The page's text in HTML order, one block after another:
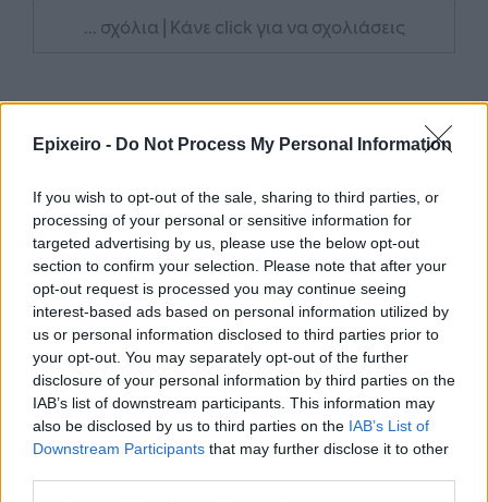
Epixeiro - Do Not Process My Personal Information
If you wish to opt-out of the sale, sharing to third parties, or
processing of your personal or sensitive information for
targeted advertising by us, please use the below opt-out
section to confirm your selection. Please note that after your
opt-out request is processed you may continue seeing
interest-based ads based on personal information utilized by
us or personal information disclosed to third parties prior to
your opt-out. You may separately opt-out of the further
disclosure of your personal information by third parties on the
IAB’s list of downstream participants. This information may
also be disclosed by us to third parties on the IAB’s List of
Downstream Participants that may further disclose it to other
... σχόλια | Κάνε click για να σχολιάσεις